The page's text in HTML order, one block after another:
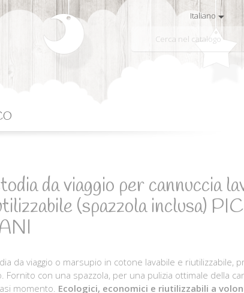
Italiano
da viaggio per cannuccia
(spazzola inclusa)
da viaggio o marsupio in cotone lavabile e riutilizzabile,
Fornito con una spazzola, per una pulizia ottimale della
momento. Ecologici, economici e riutilizzabili a